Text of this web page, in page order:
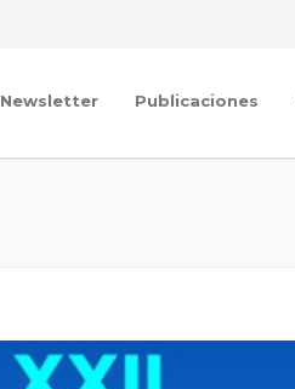
Newsletter Publicaciones